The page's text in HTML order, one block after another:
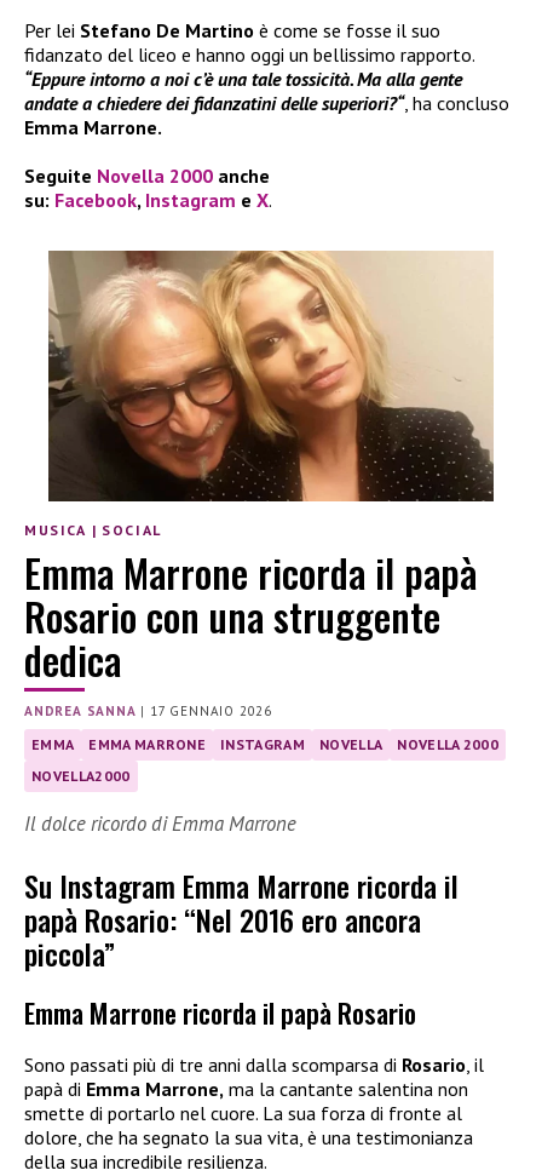
Per lei Stefano De Martino è come se fosse il suo
fidanzato del liceo e hanno oggi un bellissimo rapporto.
“Eppure intorno a noi c’è una tale tossicità. Ma alla gente
andate a chiedere dei fidanzatini delle superiori?“, ha concluso
Emma Marrone.
Seguite Novella 2000 anche
su: Facebook, Instagram e X.
MUSICA | SOCIAL
Emma Marrone ricorda il papà
Rosario con una struggente
dedica
ANDREA SANNA | 17 GENNAIO 2026
EMMA EMMA MARRONE INSTAGRAM NOVELLA
NOVELLA 2000
NOVELLA2000
Il dolce ricordo di Emma Marrone
Su Instagram Emma Marrone ricorda il
papà Rosario: “Nel 2016 ero ancora
piccola”
Emma Marrone ricorda il papà Rosario
Sono passati più di tre anni dalla scomparsa di Rosario, il
papà di Emma Marrone, ma la cantante salentina non
smette di portarlo nel cuore. La sua forza di fronte al
dolore, che ha segnato la sua vita, è una testimonianza
della sua incredibile resilienza.